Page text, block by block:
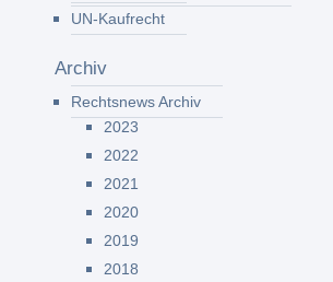
UN-Kaufrecht
Archiv
Rechtsnews Archiv
2023
2022
2021
2020
2019
2018